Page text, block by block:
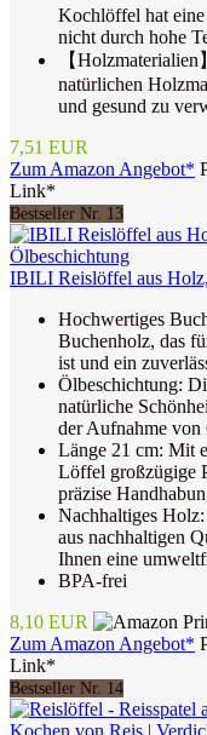
Kochlöffel hat
nicht durch hohe
【
natürlichen
und gesund zu
7,51 EUR
Zum Amazon Angebot*
Link*
Bestseller Nr. 13
IBILI Reislöffel aus
Hochwertiges
Buchenholz, das
ist und ein
Ölbeschichtung:
natürliche
der Aufnahme von
Länge 21 cm: Mit
Löffel großzügige
präzise
Nachhaltiges
aus nachhaltigen
Ihnen eine
BPA-frei
8,10 EUR
Zum Amazon Angebot*
Link*
Bestseller Nr. 14